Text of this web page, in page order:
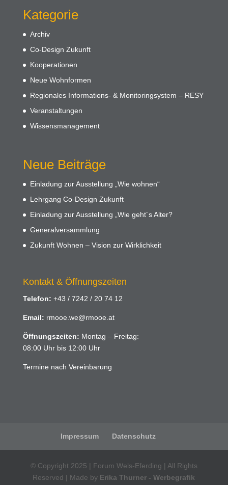
Kategorie
Archiv
Co-Design Zukunft
Kooperationen
Neue Wohnformen
Regionales Informations- & Monitoringsystem – RESY
Veranstaltungen
Wissensmanagement
Neue Beiträge
Einladung zur Ausstellung „Wie wohnen“
Lehrgang Co-Design Zukunft
Einladung zur Ausstellung „Wie geht´s Alter?
Generalversammlung
Zukunft Wohnen – Vision zur Wirklichkeit
Kontakt & Öffnungszeiten
Telefon: +43 / 7242 / 20 74 12
Email: rmooe.we@rmooe.at
Öffnungszeiten: Montag – Freitag:
08:00 Uhr bis 12:00 Uhr
Termine nach Vereinbarung
Impressum Datenschutz
© Copyright 2025 | Forum Wels-Eferding | All Rights
Reserved | Made by Erika Thurner - Werbegrafik